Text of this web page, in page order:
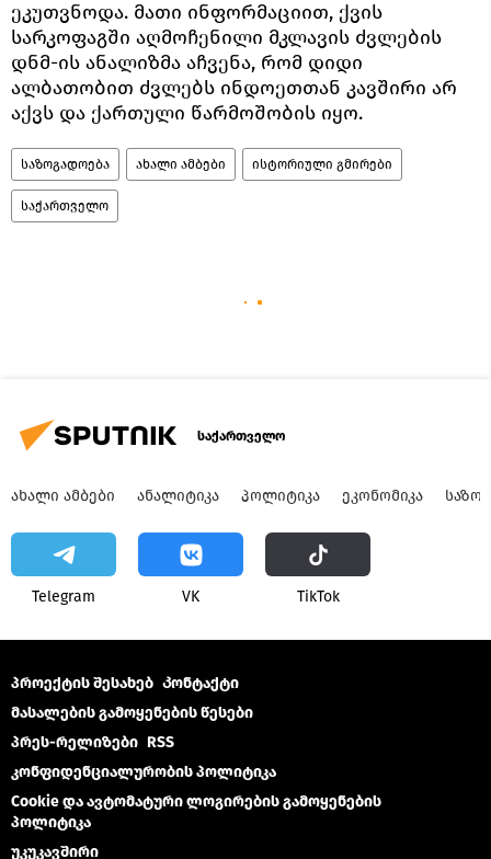
ეკუთვნოდა. მათი ინფორმაციით, ქვის
სარკოფაგში აღმოჩენილი მკლავის ძვლების
დნმ-ის ანალიზმა აჩვენა, რომ დიდი
ალბათობით ძვლებს ინდოეთთან კავშირი არ
აქვს და ქართული წარმოშობის იყო.
საზოგადოება ახალი ამბები ისტორიული გმირები
საქართველო
საქართველო
ᲐᲮᲐᲚᲘ ᲐᲛᲑᲔᲑᲘ ᲐᲜᲐᲚᲘᲢᲘᲙᲐ ᲞᲝᲚᲘᲢᲘᲙᲐ ᲔᲙᲝᲜᲝᲛᲘᲙᲐ
Telegram VK ТikТоk
პროექტის შესახებ Კონტაქტი
მასალების გამოყენების წესები
პრეს-რელიზები RSS
კონფიდენციალურობის პოლიტიკა
Cookie და ავტომატური ლოგირების გამოყენების
პოლიტიკა
უკუკავშირი